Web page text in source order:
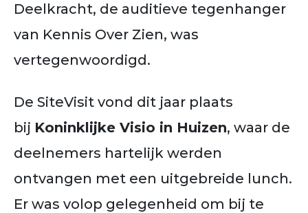
Deelkracht, de auditieve tegenhanger
van Kennis Over Zien, was
vertegenwoordigd.
De SiteVisit vond dit jaar plaats
bij Koninklijke Visio in Huizen, waar de
deelnemers hartelijk werden
ontvangen met een uitgebreide lunch.
Er was volop gelegenheid om bij te